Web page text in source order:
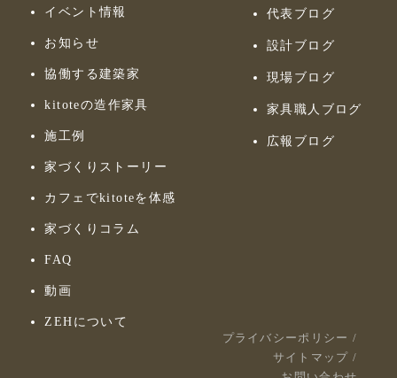
イベント情報
お知らせ
協働する建築家
kitoteの造作家具
施工例
家づくりストーリー
カフェでkitoteを体感
家づくりコラム
FAQ
動画
ZEHについて
代表ブログ
設計ブログ
現場ブログ
家具職人ブログ
広報ブログ
プライバシーポリシー /
サイトマップ /